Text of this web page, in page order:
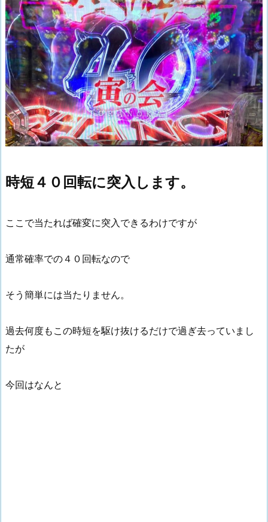
時短４０回転に突入します。
ここで当たれば確変に突入できるわけですが
通常確率での４０回転なので
そう簡単には当たりません。
過去何度もこの時短を駆け抜けるだけで過ぎ去っていまし
たが
今回はなんと